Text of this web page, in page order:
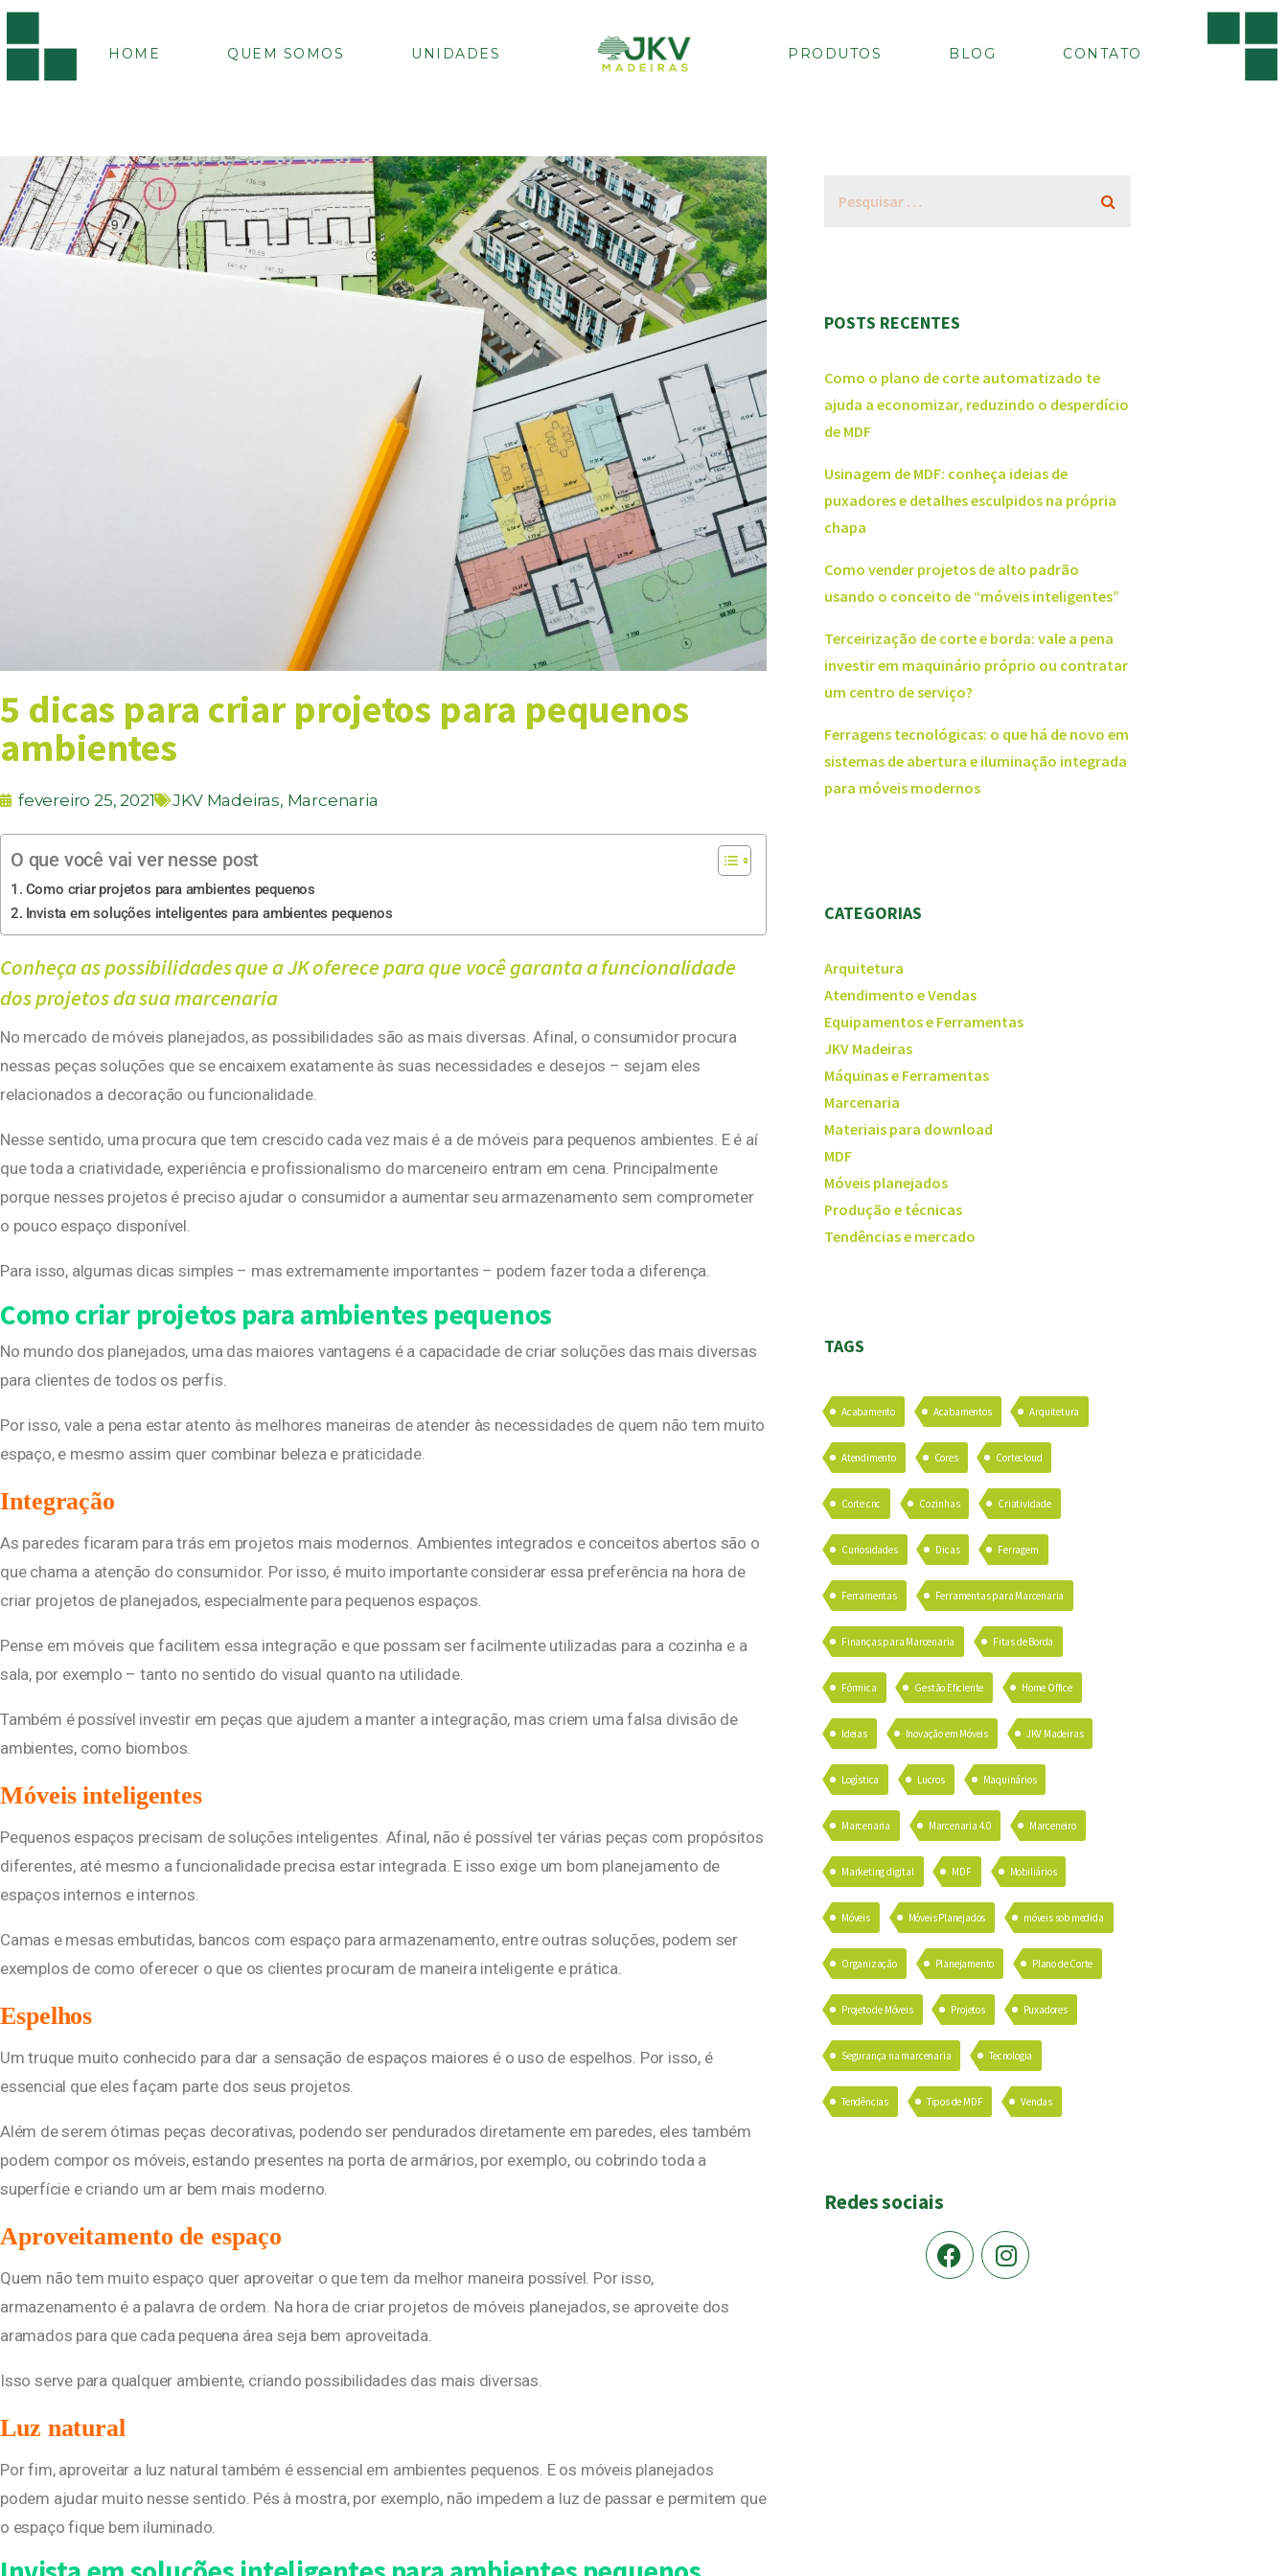
HOME QUEM SOMOS UNIDADES PRODUTOS BLOG CONTATO
5 dicas para criar projetos para pequenos
ambientes
fevereiro 25, 2021 JKV Madeiras, Marcenaria
O que você vai ver nesse post
Como criar projetos para ambientes pequenos
Invista em soluções inteligentes para ambientes pequenos
Conheça as possibilidades que a JK oferece para que você garanta a funcionalidade
dos projetos da sua marcenaria
No mercado de móveis planejados, as possibilidades são as mais diversas. Afinal, o consumidor procura
nessas peças soluções que se encaixem exatamente às suas necessidades e desejos – sejam eles
relacionados a decoração ou funcionalidade.
Nesse sentido, uma procura que tem crescido cada vez mais é a de móveis para pequenos ambientes. E é aí
que toda a criatividade, experiência e profissionalismo do marceneiro entram em cena. Principalmente
porque nesses projetos é preciso ajudar o consumidor a aumentar seu armazenamento sem comprometer
o pouco espaço disponível.
Para isso, algumas dicas simples – mas extremamente importantes – podem fazer toda a diferença.
Como criar projetos para ambientes pequenos
No mundo dos planejados, uma das maiores vantagens é a capacidade de criar soluções das mais diversas
para clientes de todos os perfis.
Por isso, vale a pena estar atento às melhores maneiras de atender às necessidades de quem não tem muito
espaço, e mesmo assim quer combinar beleza e praticidade.
Integração
As paredes ficaram para trás em projetos mais modernos. Ambientes integrados e conceitos abertos são o
que chama a atenção do consumidor. Por isso, é muito importante considerar essa preferência na hora de
criar projetos de planejados, especialmente para pequenos espaços.
Pense em móveis que facilitem essa integração e que possam ser facilmente utilizadas para a cozinha e a
sala, por exemplo – tanto no sentido do visual quanto na utilidade.
Também é possível investir em peças que ajudem a manter a integração, mas criem uma falsa divisão de
ambientes, como biombos.
Móveis inteligentes
Pequenos espaços precisam de soluções inteligentes. Afinal, não é possível ter várias peças com propósitos
diferentes, até mesmo a funcionalidade precisa estar integrada. E isso exige um bom planejamento de
espaços internos e internos.
Camas e mesas embutidas, bancos com espaço para armazenamento, entre outras soluções, podem ser
exemplos de como oferecer o que os clientes procuram de maneira inteligente e prática.
Espelhos
Um truque muito conhecido para dar a sensação de espaços maiores é o uso de espelhos. Por isso, é
essencial que eles façam parte dos seus projetos.
Além de serem ótimas peças decorativas, podendo ser pendurados diretamente em paredes, eles também
podem compor os móveis, estando presentes na porta de armários, por exemplo, ou cobrindo toda a
superfície e criando um ar bem mais moderno.
Aproveitamento de espaço
Quem não tem muito espaço quer aproveitar o que tem da melhor maneira possível. Por isso,
armazenamento é a palavra de ordem. Na hora de criar projetos de móveis planejados, se aproveite dos
aramados para que cada pequena área seja bem aproveitada.
Isso serve para qualquer ambiente, criando possibilidades das mais diversas.
Luz natural
Por fim, aproveitar a luz natural também é essencial em ambientes pequenos. E os móveis planejados
podem ajudar muito nesse sentido. Pés à mostra, por exemplo, não impedem a luz de passar e permitem que
o espaço fique bem iluminado.
POSTS RECENTES
Como o plano de corte automatizado te
ajuda a economizar, reduzindo o desperdício
de MDF
Usinagem de MDF: conheça ideias de
puxadores e detalhes esculpidos na própria
chapa
Como vender projetos de alto padrão
usando o conceito de “móveis inteligentes”
Terceirização de corte e borda: vale a pena
investir em maquinário próprio ou contratar
um centro de serviço?
Ferragens tecnológicas: o que há de novo em
sistemas de abertura e iluminação integrada
para móveis modernos
CATEGORIAS
Arquitetura
Atendimento e Vendas
Equipamentos e Ferramentas
JKV Madeiras
Máquinas e Ferramentas
Marcenaria
Materiais para download
MDF
Móveis planejados
Produção e técnicas
Tendências e mercado
TAGS
Acabamento Acabamentos Arquitetura
Atendimento Cores Cortecloud
Corte cnc Cozinhas Criatividade
Curiosidades Dicas Ferragem
Ferramentas Ferramentas para Marcenaria
Finanças para Marcenaria Fitas de Borda
Fórmica Gestão Eficiente Home Office
Ideias Inovação em Móveis JKV Madeiras
Logística Lucros Maquinários
Marcenaria Marcenaria 4.0 Marceneiro
Marketing digital MDF Mobiliários
Móveis Móveis Planejados móveis sob medida
Organização Planejamento Plano de Corte
Projeto de Móveis Projetos Puxadores
Segurança na marcenaria Tecnologia
Tendências Tipos de MDF Vendas
Redes sociais